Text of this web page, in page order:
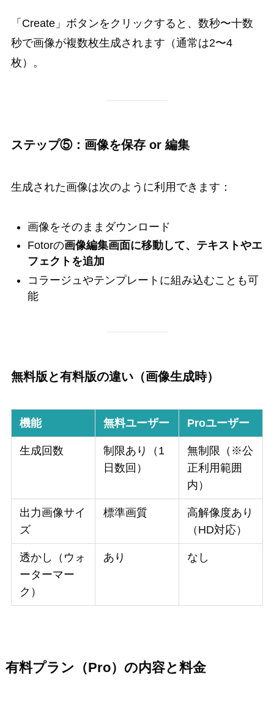
「Create」ボタンをクリックすると、数秒〜十数
秒で画像が複数枚生成されます（通常は2〜4
枚）。
ステップ⑤：画像を保存 or 編集
生成された画像は次のように利用できます：
画像をそのままダウンロード
Fotorの画像編集画面に移動して、テキストやエ
フェクトを追加
コラージュやテンプレートに組み込むことも可
能
無料版と有料版の違い（画像生成時）
機能 無料ユーザー Proユーザー
生成回数
制限あり（1
日数回）
無制限（※公
正利用範囲
内）
出力画像サイ
ズ
標準画質
高解像度あり
（HD対応）
透かし（ウォ
ーターマー
ク）
あり なし
有料プラン（Pro）の内容と料金